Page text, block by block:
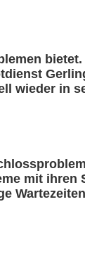
wieder in
mit ihren